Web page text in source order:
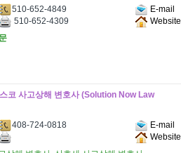
510-652-4849
E-mail
510-652-4309
Website
코 사고상해 변호사 (Solution Now Law
408-724-0818
E-mail
Website